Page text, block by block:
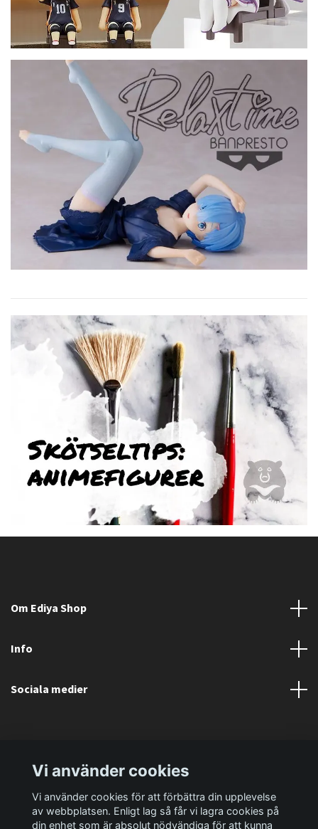
Om Ediya Shop
Info
Sociala medier
Vi använder cookies
Vi använder cookies för att förbättra din upplevelse
av webbplatsen. Enligt lag så får vi lagra cookies på
din enhet som är absolut nödvändiga för att kunna